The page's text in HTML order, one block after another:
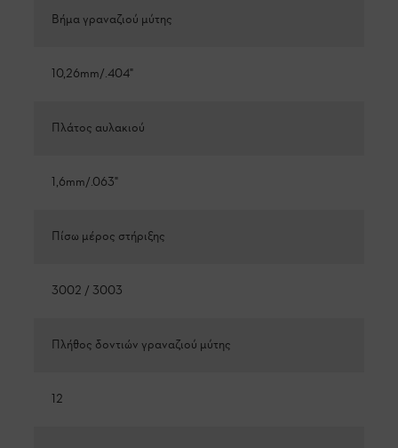
Βήμα γραναζιού μύτης
10,26mm/.404"
Πλάτος αυλακιού
1,6mm/.063"
Πίσω μέρος στήριξης
3002 / 3003
Πλήθος δοντιών γραναζιού μύτης
12